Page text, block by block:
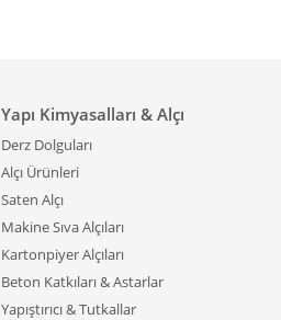
Yapı Kimyasalları & Alçı
Derz Dolguları
Alçı Ürünleri
Saten Alçı
Makine Sıva Alçıları
Kartonpiyer Alçıları
Beton Katkıları & Astarlar
Yapıştırıcı & Tutkallar